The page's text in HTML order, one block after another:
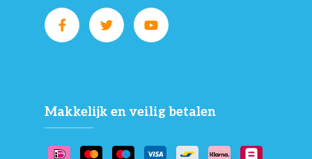
Makkelijk en veilig betalen